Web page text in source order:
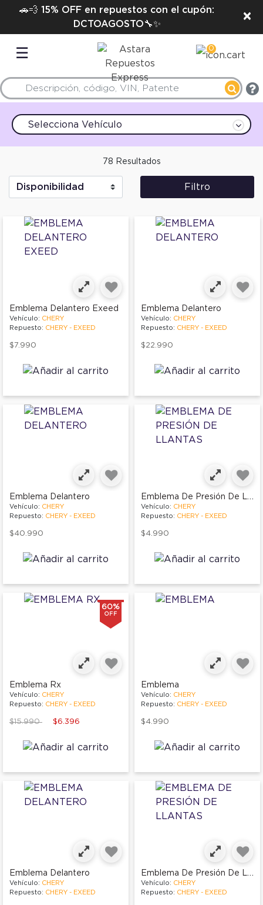
🚗💨 15% OFF en repuestos con el cupón:
DCTOAGOSTO🔧✨
×
☰ 0
Selecciona Vehículo
78 Resultados
Filtro
Emblema Delantero Exeed
Vehículo: CHERY
Repuesto: CHERY - EXEED
$7.990
Emblema Delantero
Vehículo: CHERY
Repuesto: CHERY - EXEED
$22.990
Emblema Delantero
Vehículo: CHERY
Repuesto: CHERY - EXEED
$40.990
Emblema De Presión De Llantas
Vehículo: CHERY
Repuesto: CHERY - EXEED
$4.990
60%
OFF
Emblema Rx
Vehículo: CHERY
Repuesto: CHERY - EXEED
Price reduced from
$15.990to $6.396
Emblema
Vehículo: CHERY
Repuesto: CHERY - EXEED
$4.990
Emblema Delantero
Vehículo: CHERY
Repuesto: CHERY - EXEED
Emblema De Presión De Llantas
Vehículo: CHERY
Repuesto: CHERY - EXEED